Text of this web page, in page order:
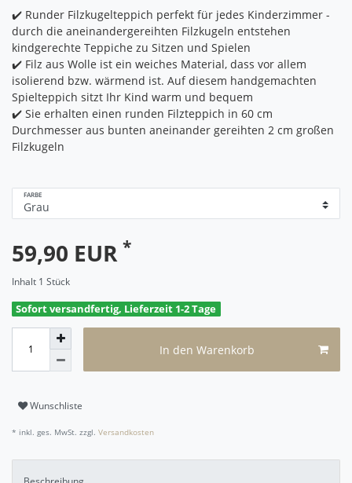
✔️ Runder Filzkugelteppich perfekt für jedes Kinderzimmer -
durch die aneinandergereihten Filzkugeln entstehen
kindgerechte Teppiche zu Sitzen und Spielen
✔️ Filz aus Wolle ist ein weiches Material, dass vor allem
isolierend bzw. wärmend ist. Auf diesem handgemachten
Spielteppich sitzt Ihr Kind warm und bequem
✔️ Sie erhalten einen runden Filzteppich in 60 cm
Durchmesser aus bunten aneinander gereihten 2 cm großen
Filzkugeln
FARBE
59,90 EUR *
Inhalt 1 Stück
Sofort versandfertig, Lieferzeit 1-2 Tage
In den Warenkorb
Wunschliste
* inkl. ges. MwSt. zzgl. Versandkosten